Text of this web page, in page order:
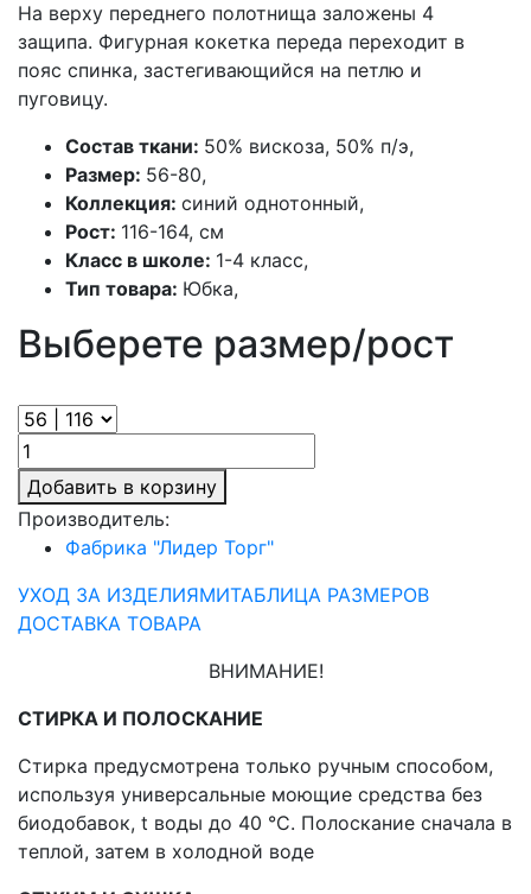
На верху переднего полотнища заложены 4
защипа. Фигурная кокетка переда переходит в
пояс спинка, застегивающийся на петлю и
пуговицу.
Состав ткани: 50% вискоза, 50% п/э,
Размер: 56-80,
Коллекция: синий однотонный,
Рост: 116-164, см
Класс в школе: 1-4 класс,
Тип товара: Юбка,
Выберете размер/рост
Добавить в корзину
Производитель:
Фабрика "Лидер Торг"
УХОД ЗА ИЗДЕЛИЯМИТАБЛИЦА РАЗМЕРОВ
ДОСТАВКА ТОВАРА
ВНИМАНИЕ!
СТИРКА И ПОЛОСКАНИЕ
Стирка предусмотрена только ручным способом,
используя универсальные моющие средства без
биодобавок, t воды до 40 °С. Полоскание сначала в
теплой, затем в холодной воде